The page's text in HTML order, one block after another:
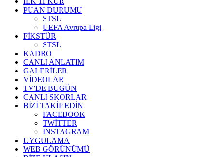
PUAN DURUMU
STSL
UEFA Avrupa Ligi
FİKSTÜR
STSL
KADRO
CANLI ANLATIM
GALERİLER
VİDEOLAR
TV'DE BUGÜN
CANLI SKORLAR
BİZİ TAKİP EDİN
FACEBOOK
TWİTTER
INSTAGRAM
UYGULAMA
WEB GÖRÜNÜMÜ